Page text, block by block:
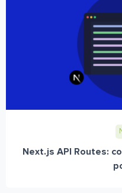
Next.js API Routes: